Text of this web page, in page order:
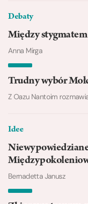
Debaty
Między
Anna Mirga
Trudny wybór
Z Oazu Nantoim
Idee
Bernadetta Janusz